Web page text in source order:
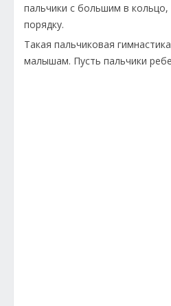
пальчики с большим в кольцо,
порядку.
Такая пальчиковая
малышам. Пусть пальчики